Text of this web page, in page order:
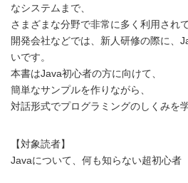
なシステムまで、
さまざまな分野で非常に多く利用され
開発会社などでは、新人研修の際に、
いです。
本書はJava初心者の方に向けて、
簡単なサンプルを作りながら、
対話形式でプログラミングのしくみを
【対象読者】
Javaについて、何も知らない超初心者